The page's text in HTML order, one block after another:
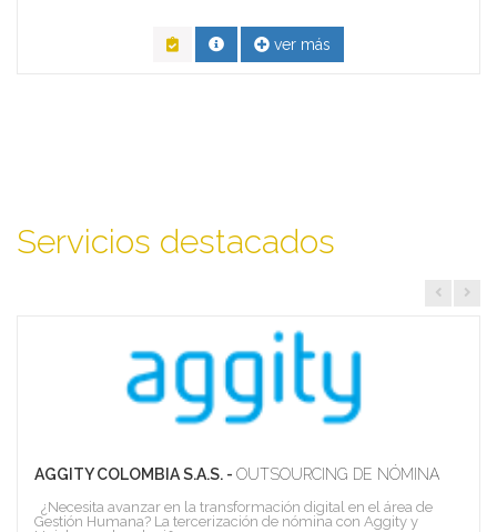
ver más
Servicios destacados
AGGITY COLOMBIA S.A.S. - OUTSOURCING DE NÓMINA
¿Necesita avanzar en la transformación digital en el área de
Gestión Humana? La tercerización de nómina con Aggity y